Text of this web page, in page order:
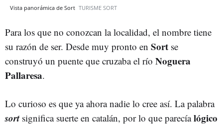
Vista panorámica de Sort TURISME SORT
Para los que no conozcan la localidad, el nombre tiene
su razón de ser. Desde muy pronto en Sort se
construyó un puente que cruzaba el río Noguera
Pallaresa.
Lo curioso es que ya ahora nadie lo cree así. La palabra
sort significa suerte en catalán, por lo que parecíalógico